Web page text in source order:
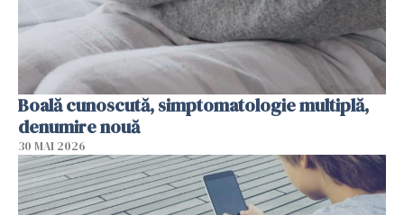
Boală cunoscută, simptomatologie multiplă,
denumire nouă
30 MAI 2026